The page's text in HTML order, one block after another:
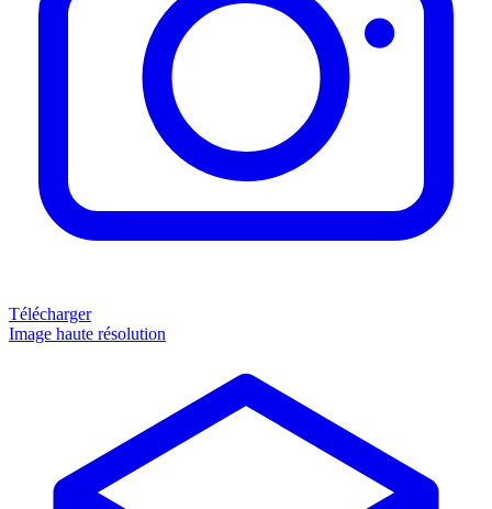
Télécharger
Image haute résolution